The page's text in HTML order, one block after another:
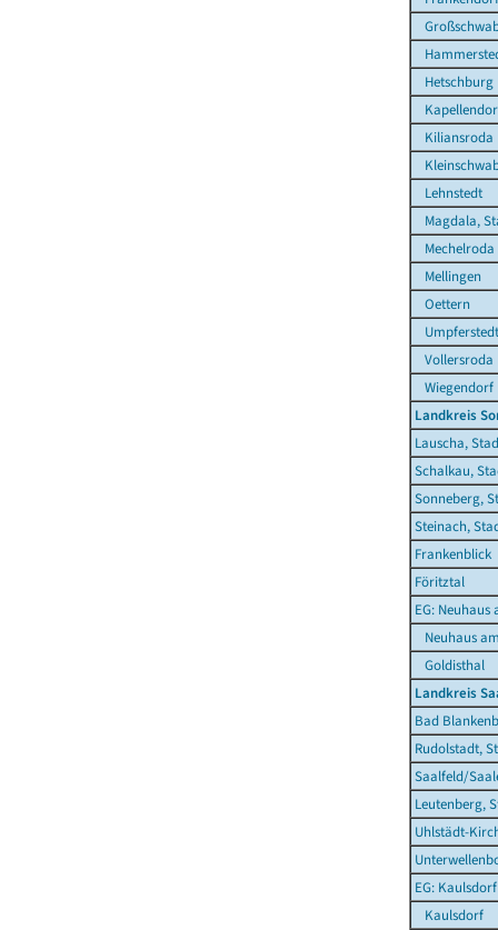
Hetschburg
Kiliansroda
Lehnstedt
Magdala,
Mechelroda
Mellingen
Oettern
Umpferstedt
Vollersroda
Wiegendorf
Landkreis
Lauscha,
Schalkau,
Sonneberg,
Steinach,
Frankenblick
Föritztal
EG: Neuhaus
Neuhaus
Goldisthal
Landkreis
Bad
Rudolstadt,
Saalfeld/
Leutenberg,
Uhlstädt-
EG: Kaulsdorf
Kaulsdorf